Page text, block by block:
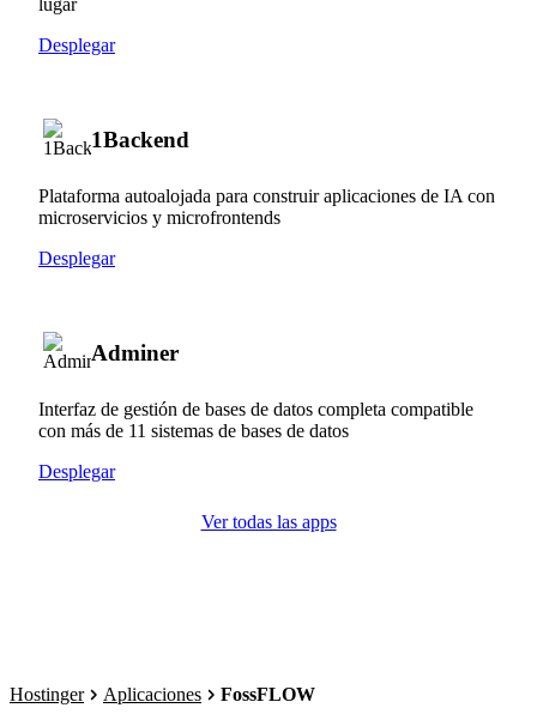
Desplegar
1Backend
Plataforma autoalojada para construir aplicaciones de IA con
microservicios y microfrontends
Desplegar
Adminer
Interfaz de gestión de bases de datos completa compatible
con más de 11 sistemas de bases de datos
Desplegar
Ver todas las apps
Hostinger Aplicaciones FossFLOW